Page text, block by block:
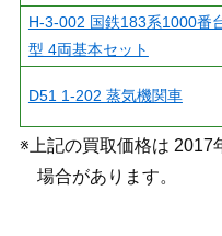
H-3-002 国鉄183系1000番
型 4両基本セット
D51 1-202 蒸気機関車
※上記の買取価格は 2017
場合があります。